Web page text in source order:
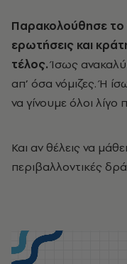
Παρακολούθησε το
ερωτήσεις και
τέλος.Ίσως
απ’ όσα νόμιζες. Ή
να γίνουμε όλοι λίγο
Και αν θέλεις να
περιβαλλοντικές